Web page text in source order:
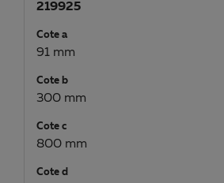
219925
Cote a
91 mm
Cote b
300 mm
Cote c
800 mm
Cote d